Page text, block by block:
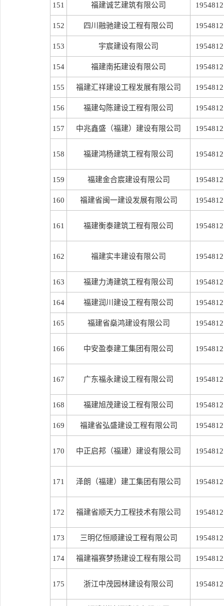
151 福建诚艺建筑有限公司 1954812
152 四川融驰建设工程有限公司 1954812
153 宇宸建设有限公司 1954812
154 福建南拓建设有限公司 1954812
155 福建汇祥建设工程发展有限公司 1954812
156 福建勾陈建设工程有限公司 1954812
157 中兆鑫盛（福建）建设有限公司 1954812
158 福建鸿杨建筑工程有限公司 1954812
159 福建金合宸建设有限公司 1954812
160 福建省闽一建设发展有限公司 1954812
161 福建衡泰建筑工程有限公司 1954812
162 福建实丰建设有限公司 1954812
163 福建力涛建筑工程有限公司 1954812
164 福建润川建设工程有限公司 1954812
165 福建省燊鸿建设有限公司 1954812
166 中安盈泰建工集团有限公司 1954812
167 广东福永建设工程有限公司 1954812
168 福建旭茂建设工程有限公司 1954812
169 福建省弘盛建设工程有限公司 1954812
170 中正启邦（福建）建设有限公司 1954812
171 泽朗（福建）建工集团有限公司 1954812
172 福建省顺天力工程技术有限公司 1954812
173 三明亿恒顺建设工程有限公司 1954812
174 福建福赛梦扬建设工程有限公司 1954812
175 浙江中茂园林建设有限公司 1954812